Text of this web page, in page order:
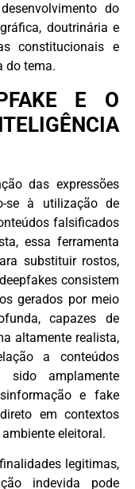
do
doutrinária e
constitucionais e
do tema.
E O
das expressões
se à utilização de
falsificados
essa ferramenta
substituir rostos,
consistem
gerados por meio
capazes de
altamente realista,
a conteúdos
sido amplamente
e fake
em contextos
eleitoral.
legitimas,
indevida pode